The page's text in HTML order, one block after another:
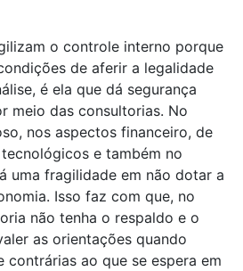
o controle interno porque
de aferir a legalidade
é ela que dá segurança
meio das consultorias. No
nos aspectos financeiro, de
e também no
uma fragilidade em não dotar a
Isso faz com que, no
não tenha o respaldo e o
as orientações quando
contrárias ao que se espera em